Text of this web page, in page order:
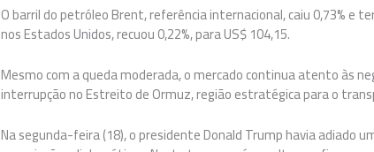
O barril do petróleo Brent, referência internacional, caiu 0,73% e
nos Estados Unidos, recuou 0,22%, para US$ 104,15.
Mesmo com a queda moderada, o mercado continua atento às
interrupção no Estreito de Ormuz, região estratégica para o
Na segunda-feira (18), o presidente Donald Trump havia adiado